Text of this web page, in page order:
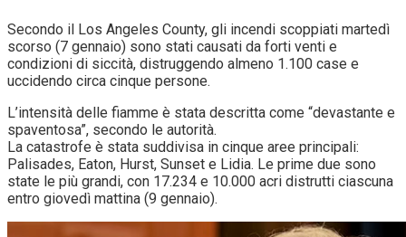
Secondo il Los Angeles County, gli incendi scoppiati martedì
scorso (7 gennaio) sono stati causati da forti venti e
condizioni di siccità, distruggendo almeno 1.100 case e
uccidendo circa cinque persone.
L’intensità delle fiamme è stata descritta come “devastante e
spaventosa”, secondo le autorità.
La catastrofe è stata suddivisa in cinque aree principali:
Palisades, Eaton, Hurst, Sunset e Lidia. Le prime due sono
state le più grandi, con 17.234 e 10.000 acri distrutti ciascuna
entro giovedì mattina (9 gennaio).